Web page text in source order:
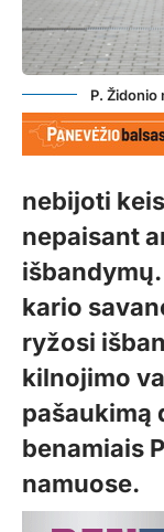
P. Židonio
nebijoti
nepaisant
kario
ryžosi
kilnojimo
pašaukimą
benamiais
namuose.